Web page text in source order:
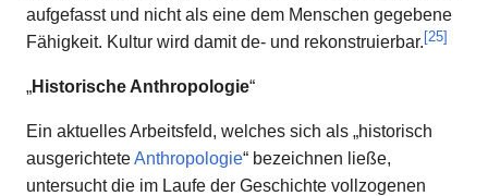
aufgefasst und nicht als eine dem Menschen gegebene
Fähigkeit. Kultur wird damit de- und rekonstruierbar.[25]
„Historische Anthropologie“
Ein aktuelles Arbeitsfeld, welches sich als „historisch
ausgerichteteAnthropologie“ bezeichnen ließe,
untersucht die im Laufe der Geschichte vollzogenen